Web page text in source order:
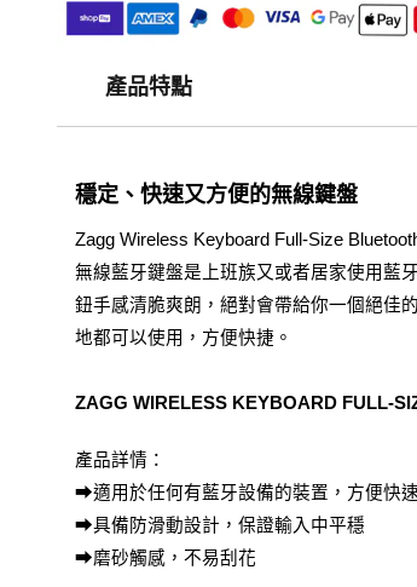
產品特點
穩定、快速又方便的無線鍵盤
Zagg Wireless Keyboard Full-Size
無線藍牙鍵盤是上班族又或者居家使用藍
鈕手感清脆爽朗，絕對會帶給你一個絕佳
地都可以使用，方便快捷。
ZAGG WIRELESS KEYBOARD FULL-
產品詳情：
➡適用於任何有藍牙設備的裝置，方便快速
➡具備防滑動設計，保證輸入中平穩
➡磨砂觸感，不易刮花